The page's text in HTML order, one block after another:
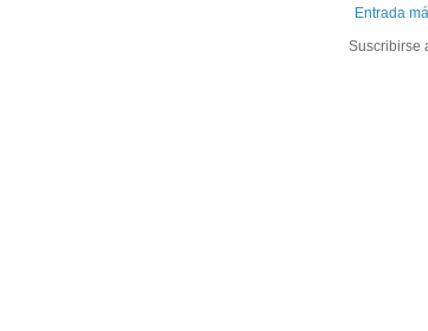
Entrada
Suscribirse